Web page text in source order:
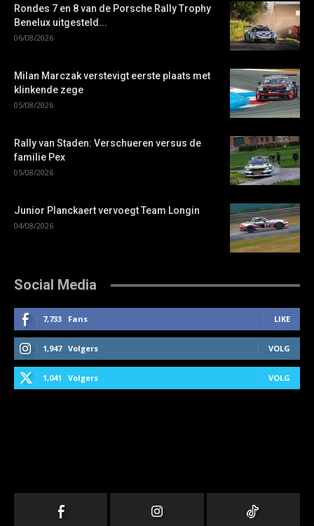
Rondes 7 en 8 van de Porsche Rally Trophy
Benelux uitgesteld...
06/08/2026
Milan Marczak verstevigt eerste plaats met
klinkende zege
05/08/2026
Rally van Staden: Verschueren versus de
familie Pex
05/08/2026
Junior Planckaert vervoegt Team Longin
04/08/2026
Social Media
7,733 Fans LIKE
1,947 Volgers VOLG
1,041 Volgers VOLG